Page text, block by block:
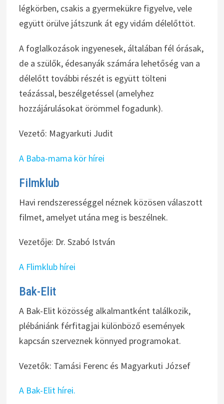
légkörben, csakis a gyermekükre figyelve, vele
együtt örülve játszunk át egy vidám délelőttöt.
A foglalkozások ingyenesek, általában fél órásak,
de a szülők, édesanyák számára lehetőség van a
délelőtt további részét is együtt tölteni
teázással, beszélgetéssel (amelyhez
hozzájárulásokat örömmel fogadunk).
Vezető: Magyarkuti Judit
A Baba-mama kör hírei
Filmklub
Havi rendszerességgel néznek közösen válaszott
filmet, amelyet utána meg is beszélnek.
Vezetője: Dr. Szabó István
A Flimklub hírei
Bak-Elit
A Bak-Elit közösség alkalmantként találkozik,
plébániánk férfitagjai különböző események
kapcsán szerveznek könnyed programokat.
Vezetők: Tamási Ferenc és Magyarkuti József
A Bak-Elit hírei.